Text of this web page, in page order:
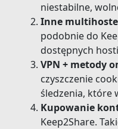
niestabilne,
Inne
podobnie do
dostępnych
VPN + metody
czyszczenie
śledzenia, które
Kupowanie
Keep2Share.